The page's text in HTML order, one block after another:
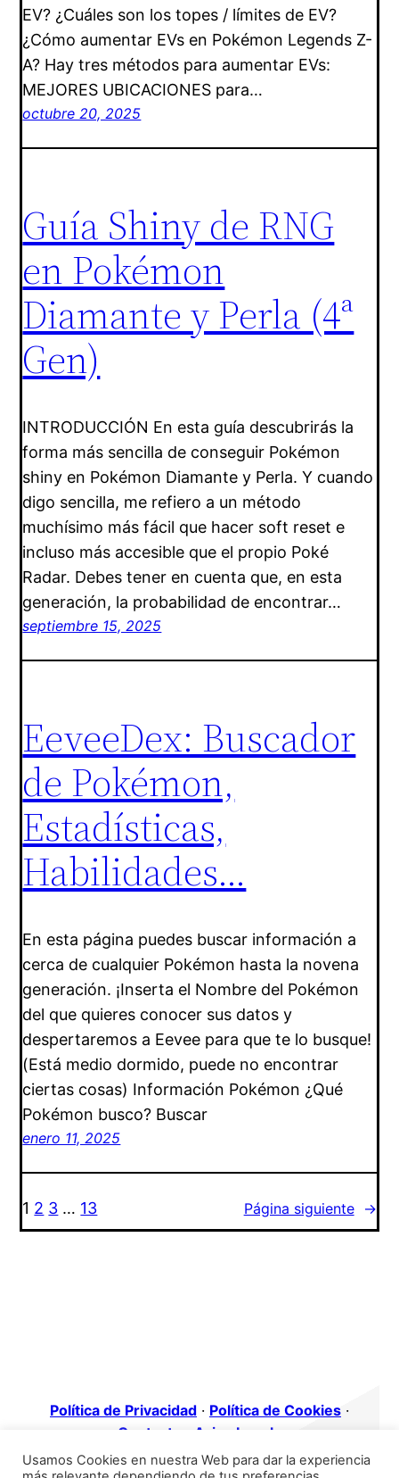
EV? ¿Cuáles son los topes / límites de EV?
¿Cómo aumentar EVs en Pokémon Legends Z-
A? Hay tres métodos para aumentar EVs:
MEJORES UBICACIONES para…
octubre 20, 2025
Guía Shiny de RNG
en Pokémon
Diamante y Perla (4ª
Gen)
INTRODUCCIÓN En esta guía descubrirás la
forma más sencilla de conseguir Pokémon
shiny en Pokémon Diamante y Perla. Y cuando
digo sencilla, me refiero a un método
muchísimo más fácil que hacer soft reset e
incluso más accesible que el propio Poké
Radar. Debes tener en cuenta que, en esta
generación, la probabilidad de encontrar…
septiembre 15, 2025
EeveeDex: Buscador
de Pokémon,
Estadísticas,
Habilidades…
En esta página puedes buscar información a
cerca de cualquier Pokémon hasta la novena
generación. ¡Inserta el Nombre del Pokémon
del que quieres conocer sus datos y
despertaremos a Eevee para que te lo busque!
(Está medio dormido, puede no encontrar
ciertas cosas) Información Pokémon ¿Qué
Pokémon busco? Buscar
enero 11, 2025
1 2 3 … 13 Página siguiente →
Política de Privacidad · Política de Cookies ·
Contacto
Aviso Legal
Usamos Cookies en nuestra Web para dar la experiencia